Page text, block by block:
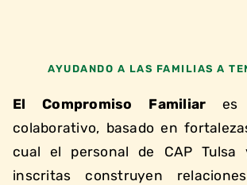
AYUDANDO A LAS FAMILIAS A
El Compromiso Familiar es
colaborativo, basado en
cual el personal de CAP Tulsa
inscritas construyen